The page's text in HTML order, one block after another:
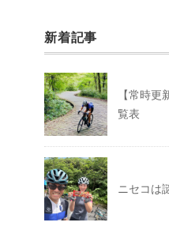
新着記事
【常時
覧表
ニセコは